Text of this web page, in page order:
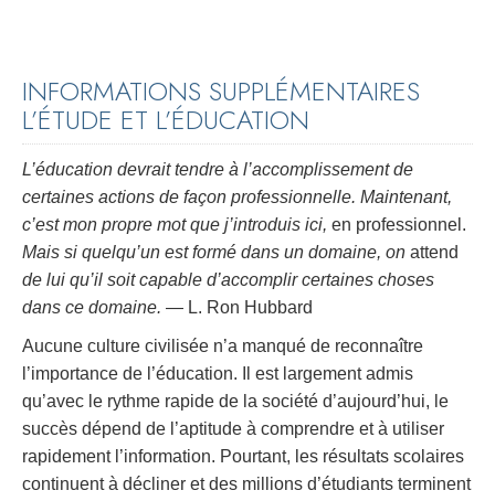
INFORMATIONS SUPPLÉMENTAIRES
L’ÉTUDE ET L’ÉDUCATION
L’éducation devrait tendre à l’accomplissement de
certaines actions de façon professionnelle. Maintenant,
c’est mon propre mot que j’introduis ici, en professionnel.
Mais si quelqu’un est formé dans un domaine, on attend
de lui qu’il soit capable d’accomplir certaines choses
dans ce domaine. — L. Ron Hubbard
Aucune culture civilisée n’a manqué de reconnaître
l’importance de l’éducation. Il est largement admis
qu’avec le rythme rapide de la société d’aujourd’hui, le
succès dépend de l’aptitude à comprendre et à utiliser
rapidement l’information. Pourtant, les résultats scolaires
continuent à décliner et des millions d’étudiants terminent